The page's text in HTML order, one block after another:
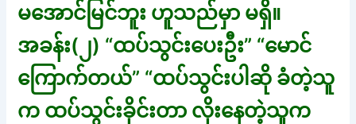
မအောင်မြင်ဘူး ဟူသည်မှာ မရှိ။
အခန်း(၂) “ထပ်သွင်းပေးဦး” “မောင်
ကြောက်တယ်” “ထပ်သွင်းပါဆို ခံတဲ့သူ
က ထပ်သွင်းခိုင်းတာ လိုးနေတဲ့သူက